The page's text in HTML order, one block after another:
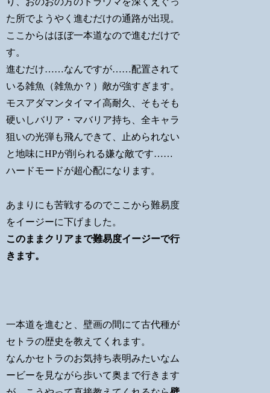
た所でようやく進むだけの通路が出現。
ここからはほぼ一本道なので進むだけで
す。
進むだけ……なんですが……配置されて
いる雑魚（雑魚か？）敵が強すぎます。
モスアダマンタイマイ高耐久、そもそも
硬いしバリア・マバリア持ち、全キャラ
狙いの光弾も飛んできて、止められない
と地味にHPが削られる嫌な敵です……
ハードモードが超心配になります。
あまりにも苦戦するのでここから難易度
をイージーに下げました。
このままクリアまで難易度イージーで行
きます。
一本道を進むと、壁画の間にて古代種が
セトラの歴史を教えてくれます。
なんかセトラのお気持ち表明みたいなム
ービーを見ながら歩いて奥まで行きます